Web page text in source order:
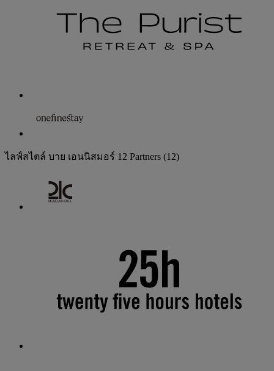
ไลฟ์สไตล์ บาย เอนนิสมอร์ 12 Partners (12)